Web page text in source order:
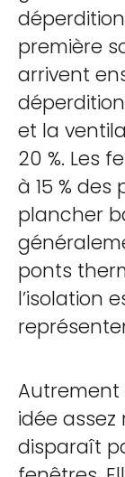
première
arrivent
et la
20 %. Les
à 15 %
plancher
ponts
l’isolation
idée
disparaît